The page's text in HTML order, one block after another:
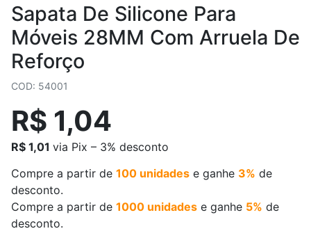
Sapata De Silicone Para
Móveis 28MM Com Arruela De
Reforço
COD: 54001
R$ 1,04
R$ 1,01 via Pix – 3% desconto
Compre a partir de 100 unidades e ganhe 3% de
desconto.
Compre a partir de 1000 unidades e ganhe 5% de
desconto.